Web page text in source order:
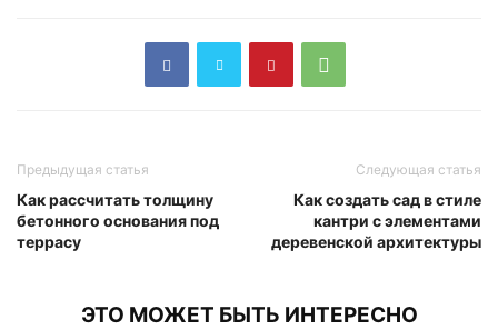
Предыдущая статья
Как рассчитать толщину
бетонного основания под
террасу
Следующая статья
Как создать сад в стиле
кантри с элементами
деревенской архитектуры
ЭТО МОЖЕТ БЫТЬ ИНТЕРЕСНО